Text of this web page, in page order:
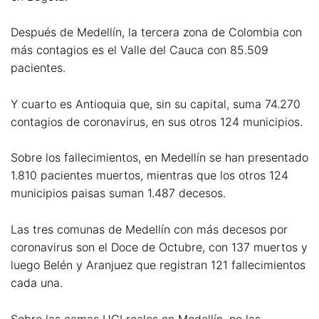
Después de Medellín, la tercera zona de Colombia con
más contagios es el Valle del Cauca con 85.509
pacientes.
Y cuarto es Antioquia que, sin su capital, suma 74.270
contagios de coronavirus, en sus otros 124 municipios.
Sobre los fallecimientos, en Medellín se han presentado
1.810 pacientes muertos, mientras que los otros 124
municipios paisas suman 1.487 decesos.
Las tres comunas de Medellín con más decesos por
coronavirus son el Doce de Octubre, con 137 muertos y
luego Belén y Aranjuez que registran 121 fallecimientos
cada una.